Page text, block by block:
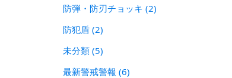
防弾・防刃チョッキ (2)
防犯盾 (2)
未分類 (5)
最新警戒警報 (6)